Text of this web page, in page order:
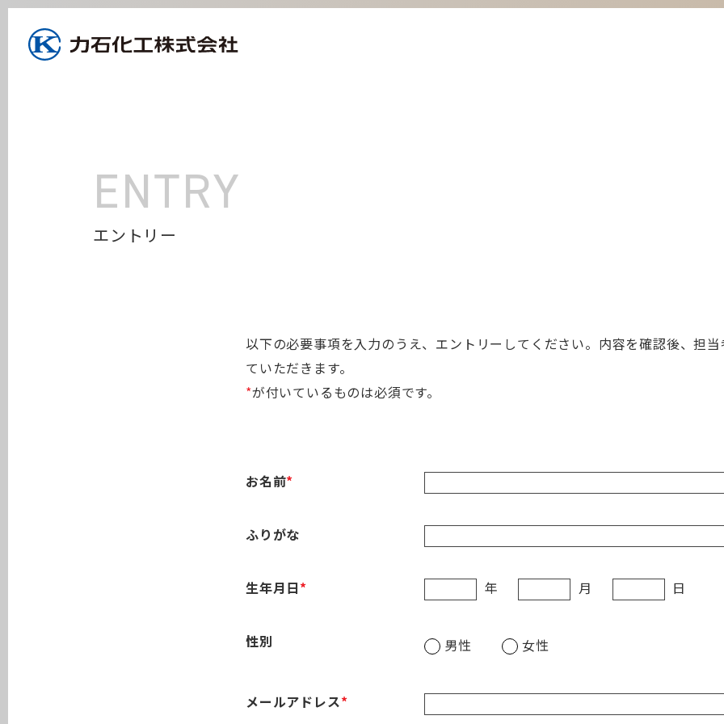
ENTRY
エントリー
以下の必要事項を入力のうえ、エントリーしてください。内容を確認後、担
ていただきます。
*が付いているものは必須です。
お名前*
ふりがな
生年月日* 年 月 日
性別 男性 女性
メールアドレス*